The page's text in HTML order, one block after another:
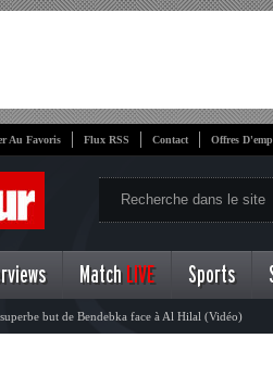
Au Favoris Flux RSS Contact Offres
Match LIVE Sports
but de Bendebka face à Al Hilal (Vidéo)